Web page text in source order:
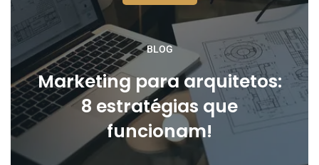
BLOG
Marketing para arquitetos:
8 estratégias que
funcionam!